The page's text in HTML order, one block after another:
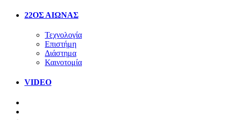
22ΟΣ ΑΙΩΝΑΣ
Τεχνολογία
Επιστήμη
Διάστημα
Καινοτομία
VIDEO